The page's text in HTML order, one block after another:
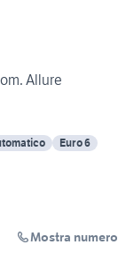
Allure
Euro 6
Mostra numero